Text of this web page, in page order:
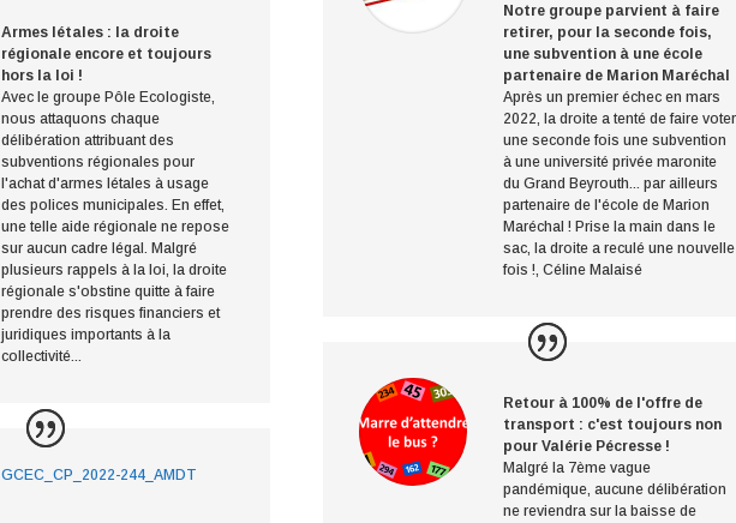
Armes létales : la droite
régionale encore et toujours
hors la loi !
Avec le groupe Pôle Ecologiste,
nous attaquons chaque
délibération attribuant des
subventions régionales pour
l'achat d'armes létales à usage
des polices municipales. En effet,
une telle aide régionale ne repose
sur aucun cadre légal. Malgré
plusieurs rappels à la loi, la droite
régionale s'obstine quitte à faire
prendre des risques financiers et
juridiques importants à la
collectivité...
GCEC_CP_2022-244_AMDT
Notre groupe parvient à faire
retirer, pour la seconde fois,
une subvention à une école
partenaire de Marion Maréchal
Après un premier échec en mars
2022, la droite a tenté de faire voter
une seconde fois une subvention
à une université privée maronite
du Grand Beyrouth... par ailleurs
partenaire de l'école de Marion
Maréchal ! Prise la main dans le
sac, la droite a reculé une nouvelle
fois ! Céline Malaisé
Retour à 100% de l'offre de
transport : c'est toujours non
pour Valérie Pécresse !
Malgré la 7ème vague
pandémique, aucune délibération
ne reviendra sur la baisse de